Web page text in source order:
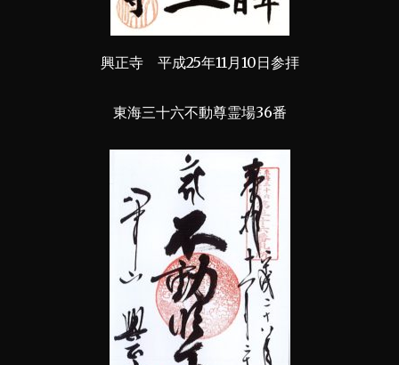
興正寺 平成25年11月10日参拝
東海三十六不動尊霊場36番